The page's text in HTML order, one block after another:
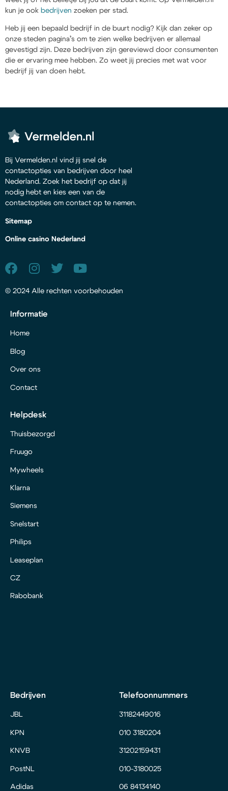
kun je ook bedrijven zoeken per stad.
Heb jij een bepaald bedrijf in de buurt nodig? Kijk dan zeker op
onze steden pagina’s om te zien welke bedrijven er allemaal
gevestigd zijn. Deze bedrijven zijn gereviewd door consumenten
die er ervaring mee hebben. Zo weet jij precies met wat voor
bedrijf jij van doen hebt.
Bij Vermelden.nl vind jij snel de
contactopties van bedrijven door heel
Nederland. Zoek het bedrijf op dat jij
nodig hebt en kies een van de
contactopties om contact op te nemen.
Sitemap
Online casino Nederland
© 2024 Alle rechten voorbehouden
Informatie
Home
Blog
Over ons
Contact
Helpdesk
Thuisbezorgd
Fruugo
Mywheels
Klarna
Siemens
Snelstart
Philips
Leaseplan
CZ
Rabobank
Bedrijven
JBL
KPN
KNVB
PostNL
Adidas
Telefoonnummers
31182449016
010 3180204
31202159431
010-3180025
06 84134140